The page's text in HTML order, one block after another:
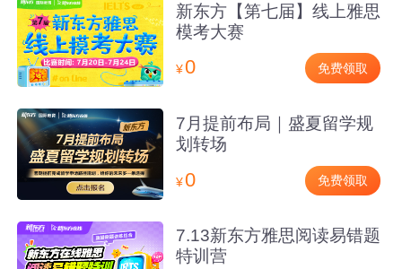
新东方【第七届】线上雅思
模考大赛
¥0 免费领取
7月提前布局｜盛夏留学规
划转场
¥0 免费领取
7.13新东方雅思阅读易错题
特训营